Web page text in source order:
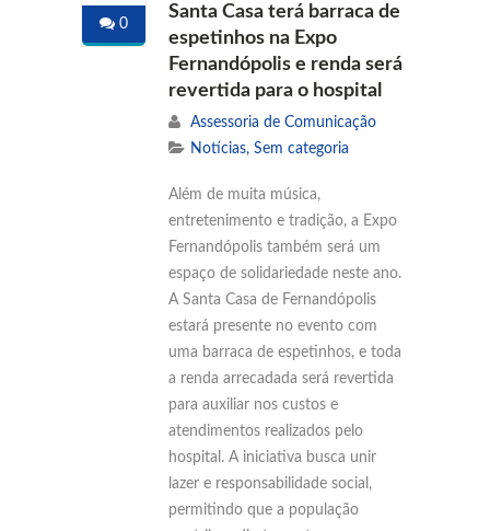
0
Santa Casa terá barraca de
espetinhos na Expo
Fernandópolis e renda será
revertida para o hospital
Assessoria de Comunicação
Notícias, Sem categoria
Além de muita música,
entretenimento e tradição, a Expo
Fernandópolis também será um
espaço de solidariedade neste ano.
A Santa Casa de Fernandópolis
estará presente no evento com
uma barraca de espetinhos, e toda
a renda arrecadada será revertida
para auxiliar nos custos e
atendimentos realizados pelo
hospital. A iniciativa busca unir
lazer e responsabilidade social,
permitindo que a população